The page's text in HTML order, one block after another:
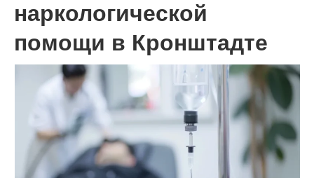
наркологической
помощи в Кронштадте